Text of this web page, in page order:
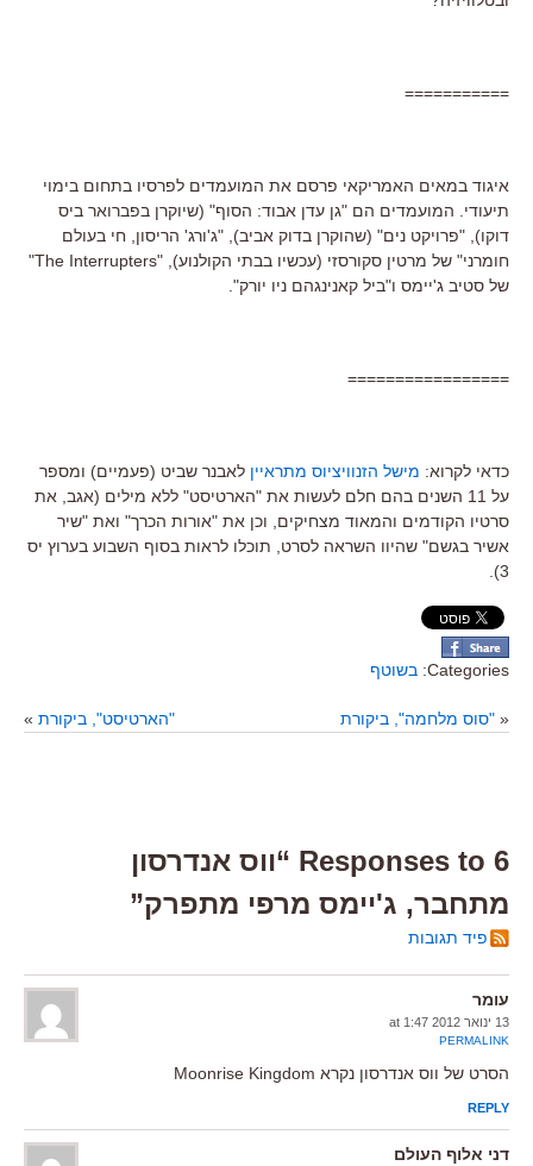
===========
איגוד במאים האמריקאי פרסם את המועמדים לפרסיו בתחום בימוי
תיעודי. המועמדים הם "גן עדן אבוד: הסוף" (שיוקרן בפברואר ביס
דוקו), "פרויקט נים" (שהוקרן בדוק אביב), "ג'ורג' הריסון, חי בעולם
חומרני" של מרטין סקורסזי (עכשיו בבתי הקולנוע), "The Interrupters"
של סטיב ג'יימס ו"ביל קאנינגהם ניו יורק".
=================
כדאי לקרוא: מישל הזנוויציוס מתראיין לאבנר שביט (פעמיים) ומספר
על 11 השנים בהם חלם לעשות את "הארטיסט" ללא מילים (אגב, את
סרטיו הקודמים והמאוד מצחיקים, וכן את "אורות הכרך" ואת "שיר
אשיר בגשם" שהיוו השראה לסרט, תוכלו לראות בסוף השבוע בערוץ יס
3).
Categories: בשוטף
« "סוס מלחמה", ביקורת "הארטיסט", ביקורת »
6 Responses to “ווס אנדרסון
מתחבר, ג'יימס מרפי מתפרק”
פיד תגובות
עומר
13 ינואר 2012 at 1:47
PERMALINK
הסרט של ווס אנדרסון נקרא Moonrise Kingdom
REPLY
דני אלוף העולם